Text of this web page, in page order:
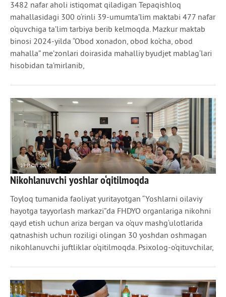
3482 nafar aholi istiqomat qiladigan Tepaqishloq
mahallasidagi 300 o‘rinli 39-umumta’lim maktabi 477 nafar
o‘quvchiga ta’lim tarbiya berib kelmoqda. Mazkur maktab
binosi 2024-yilda “Obod xonadon, obod ko‘cha, obod
mahalla” me’zonlari doirasida mahalliy byudjet mablag‘lari
hisobidan ta’mirlanib,
23 ИЮЛ 2024
907 0
Nikohlanuvchi yoshlar o‘qitilmoqda
Toyloq tumanida faoliyat yuritayotgan “Yoshlarni oilaviy
hayotga tayyorlash markazi”da FHDYO organlariga nikohni
qayd etish uchun ariza bergan va o‘quv mashg‘ulotlarida
qatnashish uchun roziligi olingan 30 yoshdan oshmagan
nikohlanuvchi juftliklar o‘qitilmoqda. Psixolog-o‘qituvchilar,